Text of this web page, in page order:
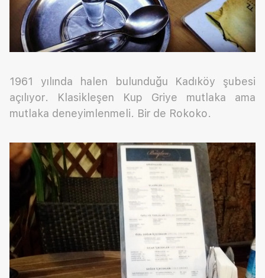
1961 yılında halen bulunduğu Kadıköy şubesi
açılıyor. Klasikleşen Kup Griye mutlaka ama
mutlaka deneyimlenmeli. Bir de Rokoko.